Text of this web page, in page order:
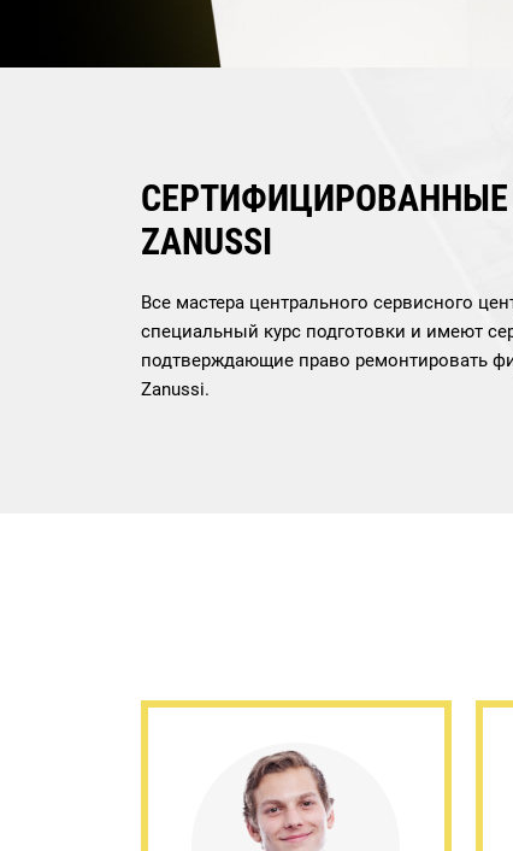
ZANUSSI
Все мастера центрального сервисного
специальный курс подготовки и имеют
подтверждающие право ремонтировать
Zanussi.